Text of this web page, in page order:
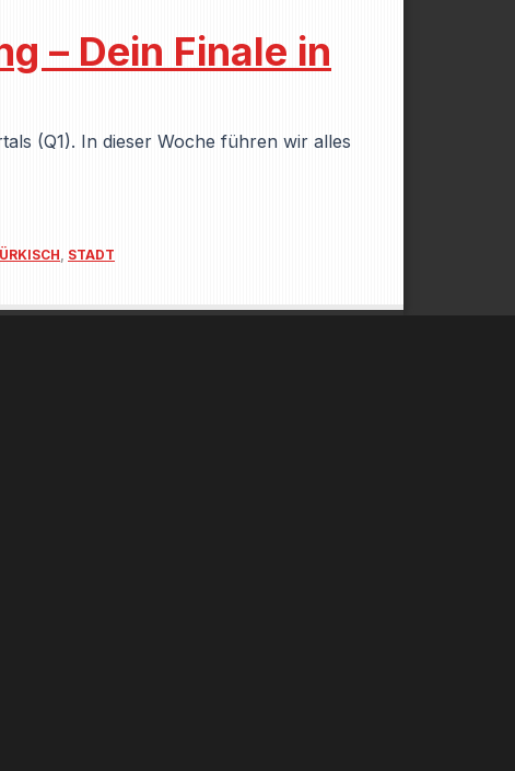
– Dein Finale in
(Q1). In dieser Woche führen wir alles
, STADT